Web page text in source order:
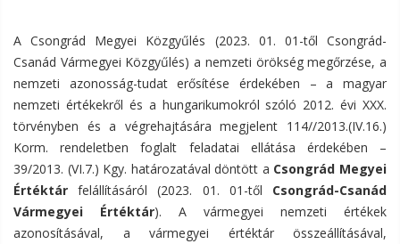
A Csongrád Megyei Közgyűlés (2023. 01. 01-től Csongrád-
Csanád Vármegyei Közgyűlés) a nemzeti örökség megőrzése, a
nemzeti azonosság-tudat erősítése érdekében – a magyar
nemzeti értékekről és a hungarikumokról szóló 2012. évi XXX.
törvényben és a végrehajtására megjelent 114//2013.(IV.16.)
Korm. rendeletben foglalt feladatai ellátása érdekében –
39/2013. (VI.7.) Kgy. határozatával döntött a Csongrád Megyei
Értéktár felállításáról (2023. 01. 01-től Csongrád-Csanád
Vármegyei Értéktár). A vármegyei nemzeti értékek
azonosításával, a vármegyei értéktár összeállításával,